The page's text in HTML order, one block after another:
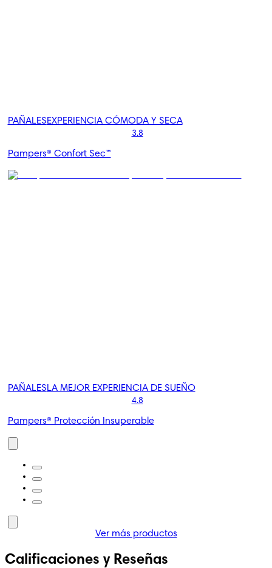
PAÑALESEXPERIENCIA CÓMODA Y SECA
3.8
Pampers® Confort Sec™
PAÑALESLA MEJOR EXPERIENCIA DE SUEÑO
4.8
Pampers® Protección Insuperable
Ver más productos
RECIÉN NACIDOS
Calificaciones y Reseñas